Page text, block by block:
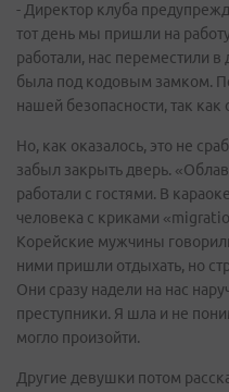
- Директор клуба
тот день мы пришли на
работали, нас переместили в
была под кодовым замком.
нашей безопасности, так
Но, как оказалось, это не
забыл закрыть дверь.
работали с гостями. В
человека с криками
Корейские мужчины
ними пришли отдыхать, но
Они сразу надели на нас
преступники. Я шла и не
могло произойти.
Другие девушки потом